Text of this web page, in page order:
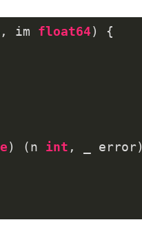
, im float64)
{
) (n int , _ error)